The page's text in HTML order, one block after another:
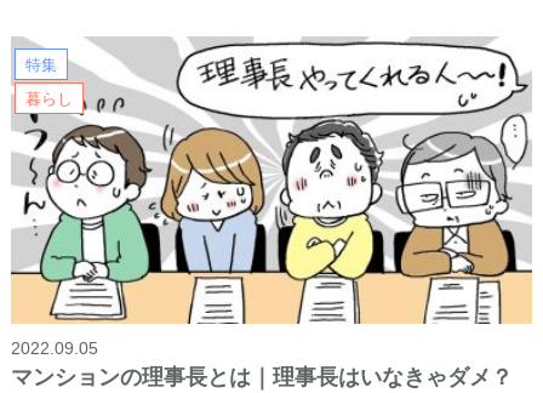
特集
暮らし
2022.09.05
マンションの理事長とは｜理事長はいなきゃダメ？